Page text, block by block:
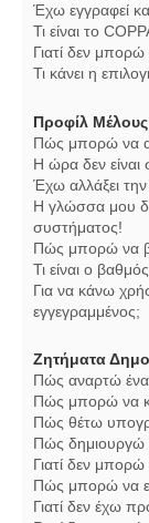
Έχω εγγραφεί
Τι είναι το
Γιατί δεν
Τι κάνει η
Προφίλ Μέλους
Πώς μπορώ να
Η ώρα δεν
Έχω αλλάξει
Η γλώσσα μου
συστήματος!
Πώς μπορώ να
Τι είναι ο
Για να κάνω
εγγεγραμμένος;
Ζητήματα
Πώς αναρτώ
Πώς μπορώ να
Πώς θέτω
Πώς δημιουργώ
Γιατί δεν
Πώς μπορώ να
Γιατί δεν έχω